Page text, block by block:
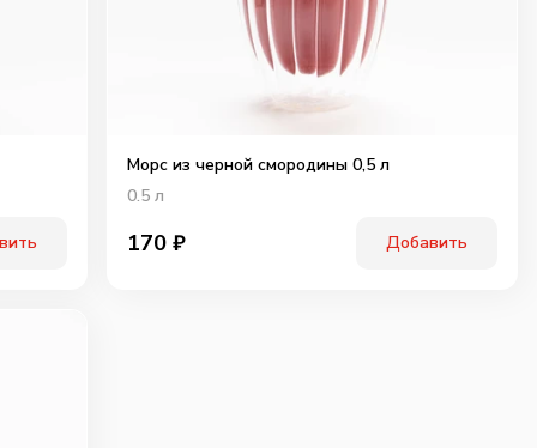
Морс из черной смородины 0,5 л
0.5л
170 ₽ Добавить